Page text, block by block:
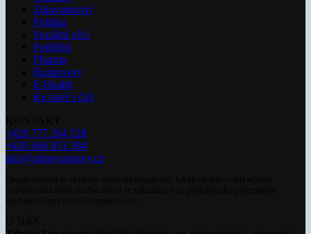
Zdravotnictví
Politika
Sociální věci
Pojištění
Pharma
Rozhovory
E-Health
Ke kávě i čaji
+420 777 264 528
+420 606 831 394
info@zdravezpravy.cz